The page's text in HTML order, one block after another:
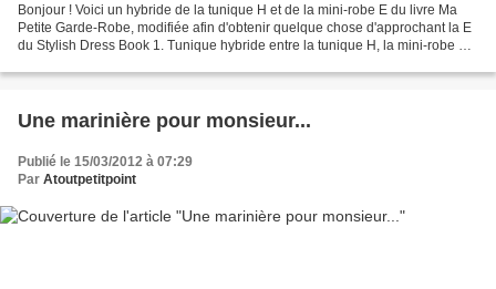
Bonjour ! Voici un hybride de la tunique H et de la mini-robe E du livre Ma
Petite Garde-Robe, modifiée afin d'obtenir quelque chose d'approchant la E
du Stylish Dress Book 1. Tunique hybride entre la tunique H, la mini-robe E
Une marinière pour monsieur...
Publié le 15/03/2012 à 07:29
Par Atoutpetitpoint